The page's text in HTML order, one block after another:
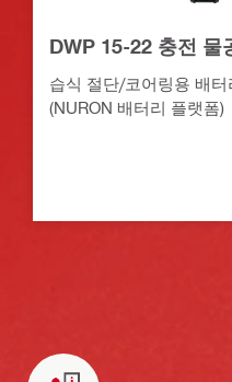
DWP 15-22 충전 물
습식 절단/코어링용 배터
(NURON 배터리 플랫폼)